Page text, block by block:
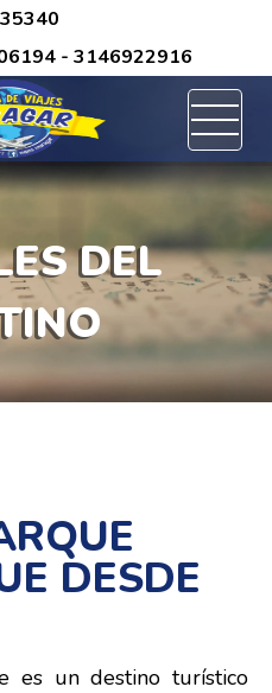
- 3146922916
DEL
DESDE
es un destino turístico